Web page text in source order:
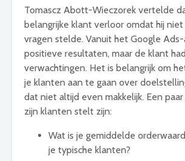
Tomascz Abott-Wieczorek vertelde
belangrijke klant verloor omdat hij niet
vragen stelde. Vanuit het Google Ads-
positieve resultaten, maar de klant
verwachtingen. Het is belangrijk om
je klanten aan te gaan over
dat niet altijd even makkelijk. Een
zijn klanten stelt zijn:
Wat is je gemiddelde
je typische klanten?